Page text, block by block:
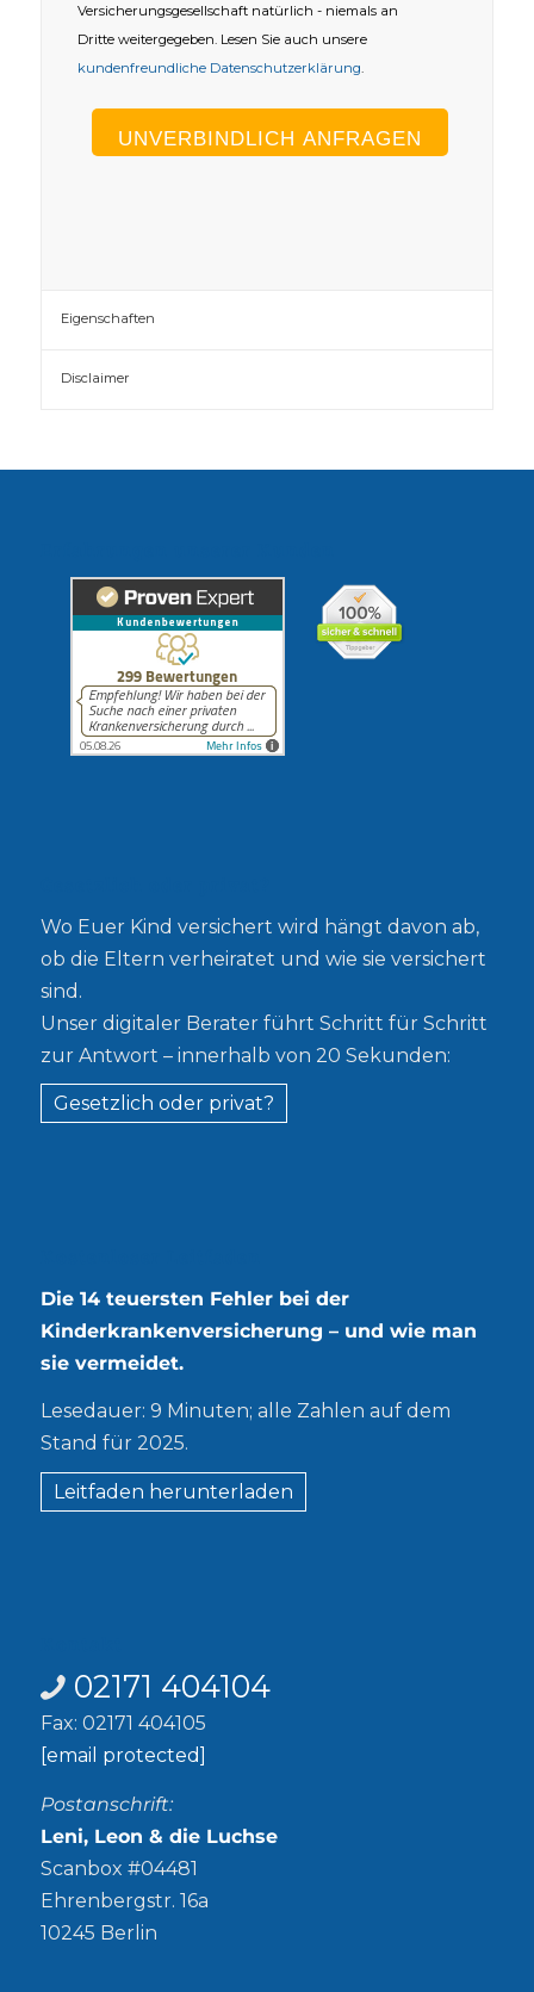
Versicherungsgesellschaft natürlich - niemals an
Dritte weitergegeben. Lesen Sie auch unsere
kundenfreundliche Datenschutzerklärung.
Eigenschaften
Disclaimer
Wo Euer Kind versichert wird hängt davon ab,
ob die Eltern verheiratet und wie sie versichert
sind.
Unser digitaler Berater führt Schritt für Schritt
zur Antwort – innerhalb von 20 Sekunden:
Gesetzlich oder privat?
Die 14 teuersten Fehler bei der
Kinderkrankenversicherung – und wie man
sie vermeidet.
Lesedauer: 9 Minuten; alle Zahlen auf dem
Stand für 2025.
Leitfaden herunterladen
02171 404104
Fax: 02171 404105
[email protected]
Postanschrift:
Leni, Leon & die Luchse
Scanbox #04481
Ehrenbergstr. 16a
10245 Berlin